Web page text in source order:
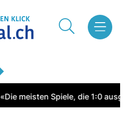
«Die meisten Spiele, die 1:0